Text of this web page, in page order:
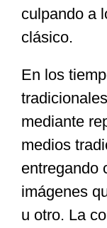
culpando a
clásico.
En los
mediante
medios
entregando
imágenes
u otro. La